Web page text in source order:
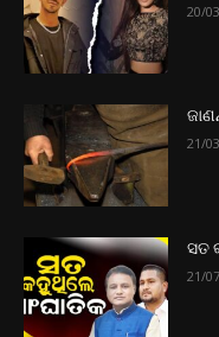
20/
21/
ସତ
21/